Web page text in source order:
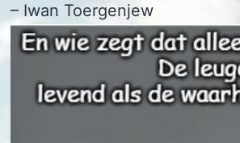
– Iwan Toergenjew